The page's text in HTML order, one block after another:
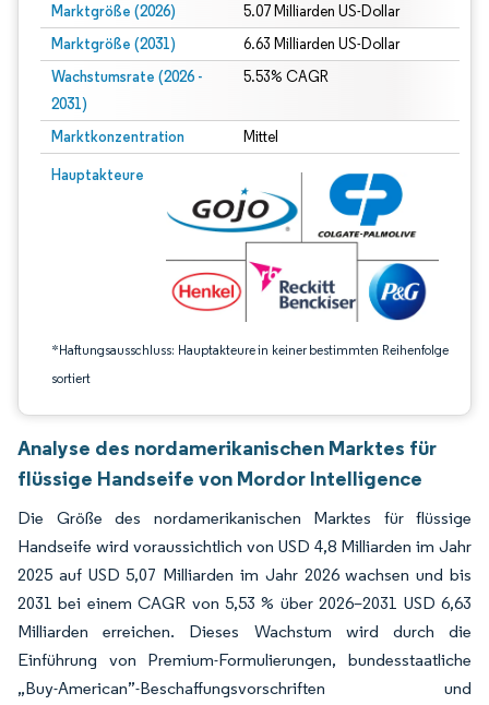
Marktgröße (2026) 5.07 Milliarden US-Dollar
Marktgröße (2031) 6.63 Milliarden US-Dollar
Wachstumsrate (2026 -
2031)
5.53% CAGR
Marktkonzentration Mittel
Hauptakteure
*Haftungsausschluss: Hauptakteure in keiner bestimmten Reihenfolge
sortiert
Bild © Mordor Intelligence. Wiederverwendung erfordert Namensnennung
Analyse des nordamerikanischen Marktes für
flüssige Handseife von Mordor Intelligence
Die Größe des nordamerikanischen Marktes für flüssige
Handseife wird voraussichtlich von USD 4,8 Milliarden im Jahr
2025 auf USD 5,07 Milliarden im Jahr 2026 wachsen und bis
2031 bei einem CAGR von 5,53 % über 2026–2031 USD 6,63
Milliarden erreichen. Dieses Wachstum wird durch die
Einführung von Premium-Formulierungen, bundesstaatliche
„Buy-American”-Beschaffungsvorschriften und